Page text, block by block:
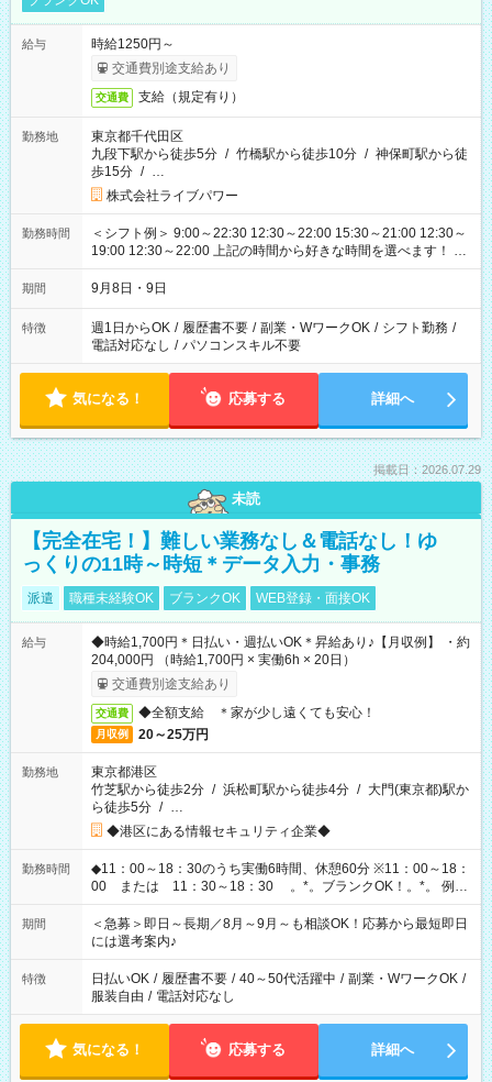
給与
時給1250円～
交通費別途支給あり
交通費 支給（規定有り）
勤務地
東京都千代田区
九段下駅から徒歩5分 / 竹橋駅から徒歩10分 / 神保町駅から徒
歩15分 / …
株式会社ライブパワー
勤務時間
＜シフト例＞ 9:00～22:30 12:30～22:00 15:30～21:00 12:30～
19:00 12:30～22:00 上記の時間から好きな時間を選べます！ ※
時間は変更となる可能性があります
期間 9月8日・9日
特徴 週1日からOK / 履歴書不要 / 副業・WワークOK / シフト勤務 /
電話対応なし / パソコンスキル不要
気になる！ 応募する 詳細へ
掲載日：2026.07.29
未読
【完全在宅！】難しい業務なし＆電話なし！ゆ
っくりの11時～時短＊データ入力・事務
派遣 職種未経験OK ブランクOK WEB登録・面接OK
給与
◆時給1,700円＊日払い・週払いOK＊昇給あり♪【月収例】 ・約
204,000円 （時給1,700円 × 実働6h × 20日）
交通費別途支給あり
交通費 ◆全額支給 ＊家が少し遠くても安心！
月収例 20～25万円
勤務地
東京都港区
竹芝駅から徒歩2分 / 浜松町駅から徒歩4分 / 大門(東京都)駅か
ら徒歩5分 / …
◆港区にある情報セキュリティ企業◆
勤務時間
◆11：00～18：30のうち実働6時間、休憩60分 ※11：00～18：
00 または 11：30～18：30 。*。ブランクOK！。*。 例え
ば前職が、 在宅/財団法人/事務/コールセンター/受付/販売/カフェ
スタッフ スイーツ販売/ホテルフロント/化粧品販売/など 様々な
業界から入社して活躍されています♪
期間
＜急募＞即日～長期／8月～9月～も相談OK！応募から最短即日
には選考案内♪
特徴 日払いOK / 履歴書不要 / 40～50代活躍中 / 副業・WワークOK /
服装自由 / 電話対応なし
気になる！ 応募する 詳細へ